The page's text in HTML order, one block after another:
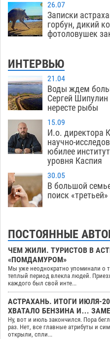
26.07
Записки
горбун, дикий
фотоловушек
ИНТЕРВЬЮ
21.04
Воды ждем
Сергей
нересте рыбы
15.09
И.о. директора
научно-
юбилее
уровня Каспия
30.05
В большой
поиск
ПОСТОЯННЫЕ
ЧЕМ ЖИЛИ. ТУРИСТОВ В
«ПОМДАМУРОМ»
Мы уже неоднократно упоминали о
теплый период влекла людей.
каждого был свой инте...
АСТРАХАНЬ. ИТОГИ ИЮЛЯ-
ХВАТАЛО БЕНЗИНА И…
Ну, вот и июль закончился. Пора
раз. Нет, все главные атрибуты и
открыли, спли...